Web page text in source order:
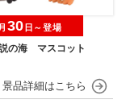
の海 マスコット
月 30 日～登場